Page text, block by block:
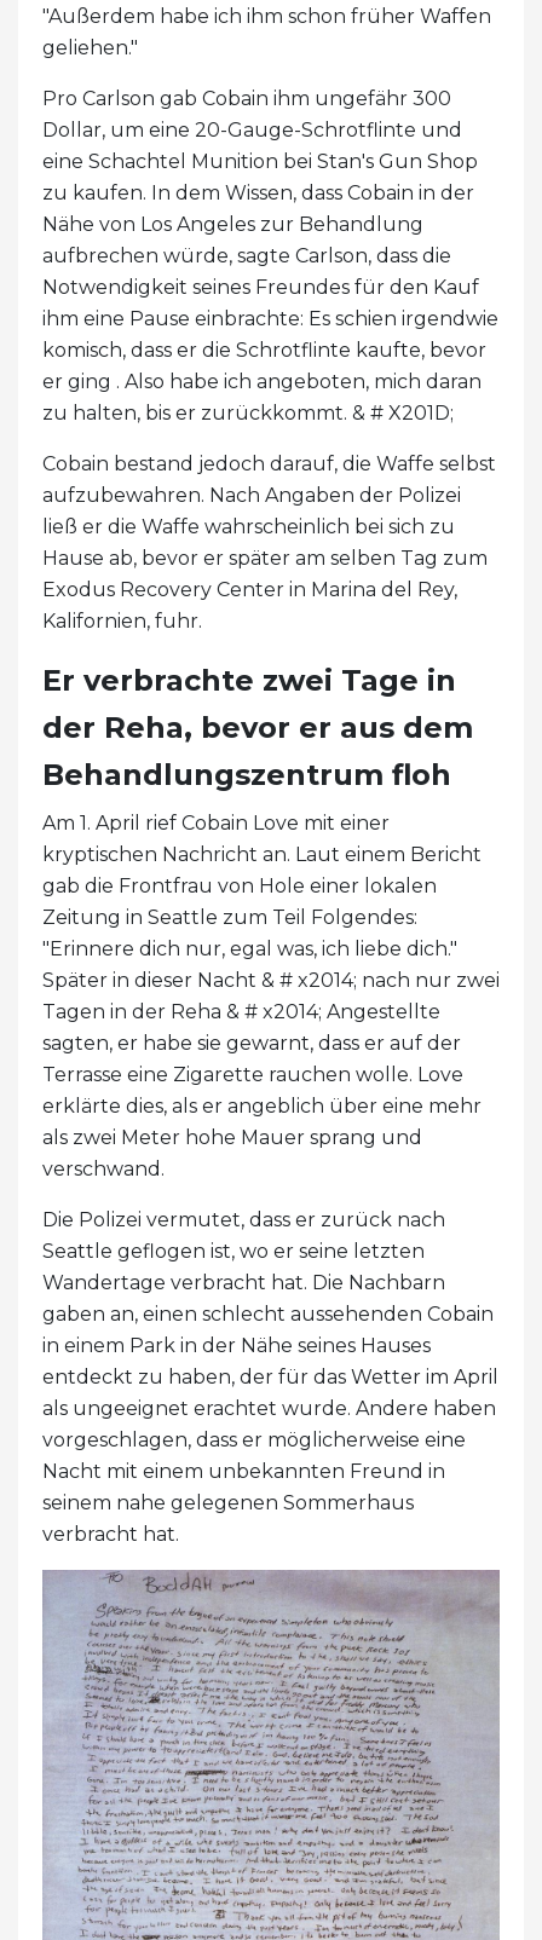
"Außerdem habe ich ihm schon früher Waffen
geliehen."
Pro Carlson gab Cobain ihm ungefähr 300
Dollar, um eine 20-Gauge-Schrotflinte und
eine Schachtel Munition bei Stan's Gun Shop
zu kaufen. In dem Wissen, dass Cobain in der
Nähe von Los Angeles zur Behandlung
aufbrechen würde, sagte Carlson, dass die
Notwendigkeit seines Freundes für den Kauf
ihm eine Pause einbrachte: Es schien irgendwie
komisch, dass er die Schrotflinte kaufte, bevor
er ging . Also habe ich angeboten, mich daran
zu halten, bis er zurückkommt. & # X201D;
Cobain bestand jedoch darauf, die Waffe selbst
aufzubewahren. Nach Angaben der Polizei
ließ er die Waffe wahrscheinlich bei sich zu
Hause ab, bevor er später am selben Tag zum
Exodus Recovery Center in Marina del Rey,
Kalifornien, fuhr.
Er verbrachte zwei Tage in
der Reha, bevor er aus dem
Behandlungszentrum floh
Am 1. April rief Cobain Love mit einer
kryptischen Nachricht an. Laut einem Bericht
gab die Frontfrau von Hole einer lokalen
Zeitung in Seattle zum Teil Folgendes:
"Erinnere dich nur, egal was, ich liebe dich."
Später in dieser Nacht & # x2014; nach nur zwei
Tagen in der Reha & # x2014; Angestellte
sagten, er habe sie gewarnt, dass er auf der
Terrasse eine Zigarette rauchen wolle. Love
erklärte dies, als er angeblich über eine mehr
als zwei Meter hohe Mauer sprang und
verschwand.
Die Polizei vermutet, dass er zurück nach
Seattle geflogen ist, wo er seine letzten
Wandertage verbracht hat. Die Nachbarn
gaben an, einen schlecht aussehenden Cobain
in einem Park in der Nähe seines Hauses
entdeckt zu haben, der für das Wetter im April
als ungeeignet erachtet wurde. Andere haben
vorgeschlagen, dass er möglicherweise eine
Nacht mit einem unbekannten Freund in
seinem nahe gelegenen Sommerhaus
verbracht hat.